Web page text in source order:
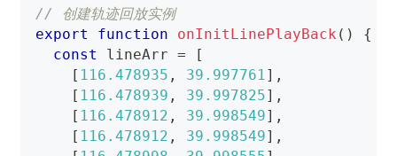
// 创建轨迹回放实例
export
function onInitLinePlayBack ( )
{
const
lineArr =
[
[ 116.478935 , 39.997761] ,
[ 116.478939 , 39.997825] ,
[ 116.478912 , 39.998549] ,
[ 116.478912 , 39.998549] ,